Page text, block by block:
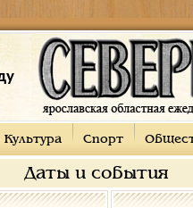
Культура Спорт
Даты и события